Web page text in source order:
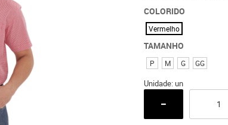
COLORIDO
Vermelho
TAMANHO
P M G GG
Unidade: un